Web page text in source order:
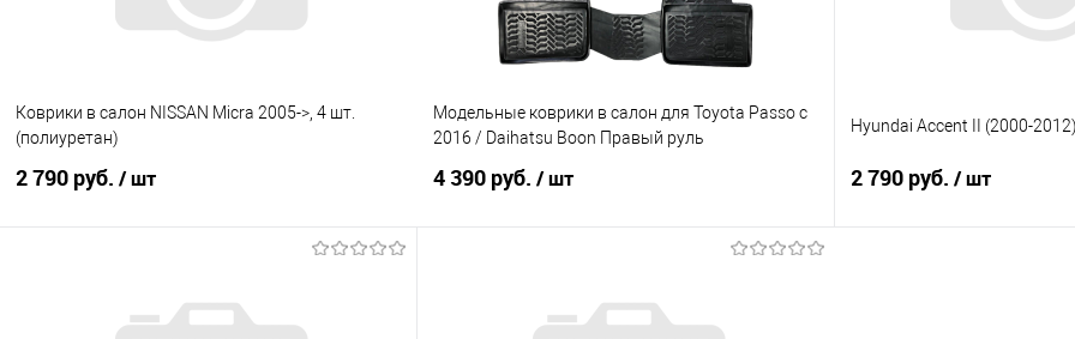
Коврики в салон NISSAN Micra 2005->, 4 шт.
(полиуретан)
2 790 руб. / шт
Модельные коврики в салон для Toyota Passo с
2016 / Daihatsu Boon Правый руль
4 390 руб. / шт
Hyundai Accent II (2000-
2 790 руб. / шт